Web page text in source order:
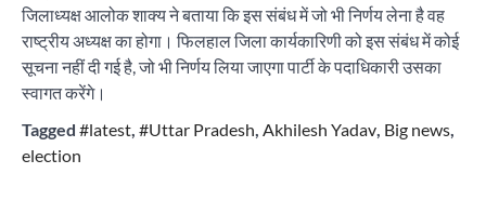
जिलाध्यक्ष आलोक शाक्य ने बताया कि इस संबंध में जो भी निर्णय लेना है वह
राष्ट्रीय अध्यक्ष का होगा। फिलहाल जिला कार्यकारिणी को इस संबंध में कोई
सूचना नहीं दी गई है, जो भी निर्णय लिया जाएगा पार्टी के पदाधिकारी उसका
स्वागत करेंगे।
Tagged #latest, #Uttar Pradesh, Akhilesh Yadav, Big news,
election